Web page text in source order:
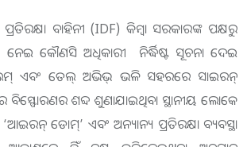
ବାହିନୀ (IDF) କିମ୍ବା ସରକାରଙ୍କ ପକ୍ଷରୁ
ନେଇ କୌଣସି ଅଧିକାରୀ ନିର୍ଦ୍ଧିଷ୍ଟ ସୂଚନା ଦେଇ
ଏବଂ ତେଲ୍ ଅଭିଭ୍ ଭଳି ସହରରେ ସାଇରନ୍
ବିସ୍ଫୋରଣର ଶବ୍ଦ ଶୁଣାଯାଇଥିବା ସ୍ଥାନୀୟ ଲୋକେ
ଡୋମ୍’ ଏବଂ ଅନ୍ୟାନ୍ୟ ପ୍ରତିରକ୍ଷା ବ୍ୟବସ୍ଥା